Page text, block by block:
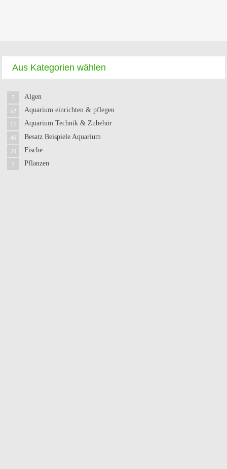
Aus Kategorien wählen
Algen
7
Aquarium einrichten & pflegen
52
Aquarium Technik & Zubehör
17
Besatz Beispiele Aquarium
46
Fische
70
Pflanzen
7